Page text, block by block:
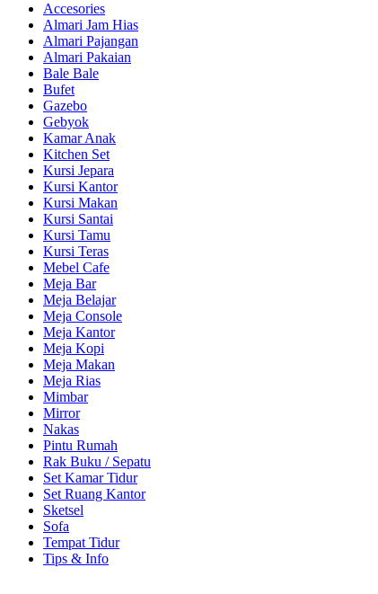
Accesories
Almari Jam Hias
Almari Pajangan
Almari Pakaian
Bale Bale
Bufet
Gazebo
Gebyok
Kamar Anak
Kitchen Set
Kursi Jepara
Kursi Kantor
Kursi Makan
Kursi Santai
Kursi Tamu
Kursi Teras
Mebel Cafe
Meja Bar
Meja Belajar
Meja Console
Meja Kantor
Meja Kopi
Meja Makan
Meja Rias
Mimbar
Mirror
Nakas
Pintu Rumah
Rak Buku / Sepatu
Set Kamar Tidur
Set Ruang Kantor
Sketsel
Sofa
Tempat Tidur
Tips & Info